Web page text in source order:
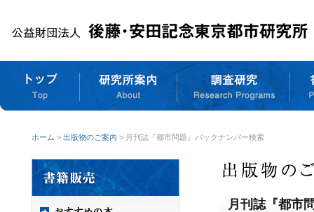
ホーム > 出版物のご案内 > 月刊誌『都市問題』バックナンバー検索
月刊誌『都市